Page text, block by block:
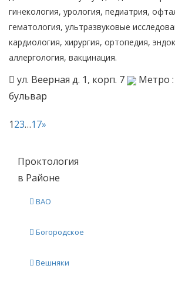
гинекология, урология, педиатрия,
гематология, ультразвуковые
кардиология, хирургия, ортопедия,
аллергология, вакцинация.
ул. Веерная д. 1, корп. 7 Метро :
бульвар
123…17»
Проктология
в Районе
ВАО
Богородское
Вешняки